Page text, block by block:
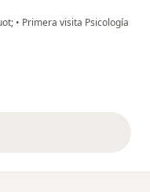
• Primera visita Psicología
anteriores